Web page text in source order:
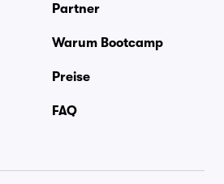
Partner
Warum Bootcamp
Preise
FAQ